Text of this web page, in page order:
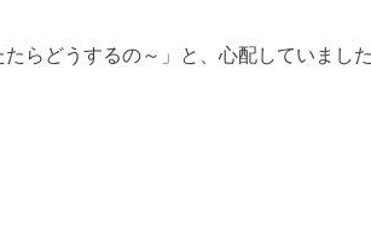
らどうするの～」と、心配していまし